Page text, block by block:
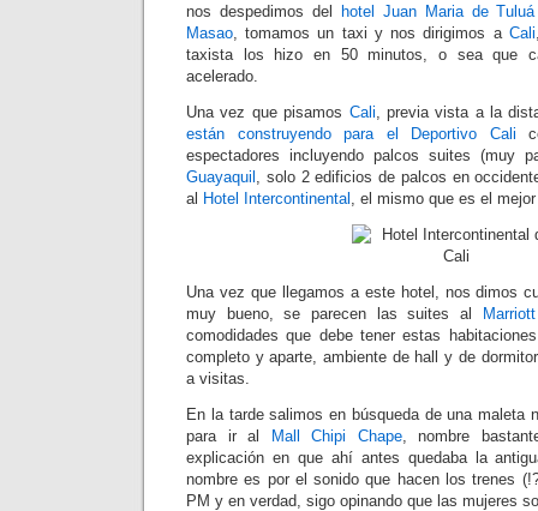
nos despedimos del
hotel Juan Maria deTuluá
Masao, tomamos un taxi y nos dirigimos a Cali
taxista los hizo en 50 minutos, o sea que
acelerado.
Una vez que pisamos Cali, previa vista a la
están construyendo para el Deportivo Cali
espectadores incluyendo palcos suites (muy
Guayaquil , solo 2 edificios de palcos en
al Hotel Intercontinental , el mismo que es el
Una vez que llegamos a este hotel, nos dimos
muy bueno, se parecen las suites al
comodidades que debe tener estas
completo y aparte, ambiente de hall y de
a visitas.
En la tarde salimos en búsqueda de una maleta
para ir al
Mall Chipi Chape, nombre
explicación en que ahí antes quedaba la
nombre es por el sonido que hacen los trenes
PM y en verdad, sigo opinando que las mujeres